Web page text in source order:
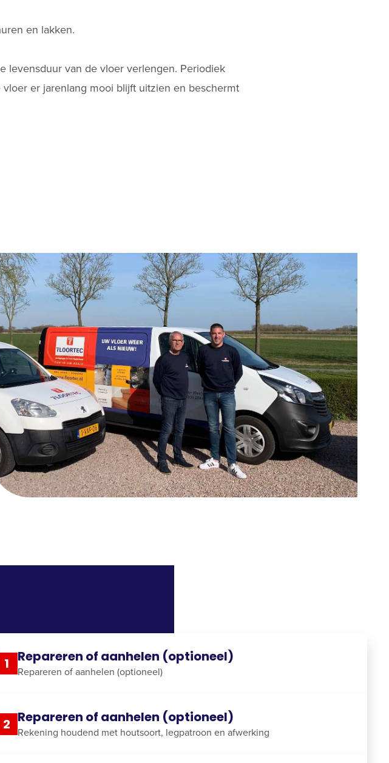
en lakken.
levensduur van de vloer verlengen. Periodiek
er jarenlang mooi blijft uitzien en beschermt
1 Repareren of aanhelen (optioneel)
Repareren of aanhelen (optioneel)
2 Repareren of aanhelen (optioneel)
Rekening houdend met houtsoort, legpatroon en afwerking